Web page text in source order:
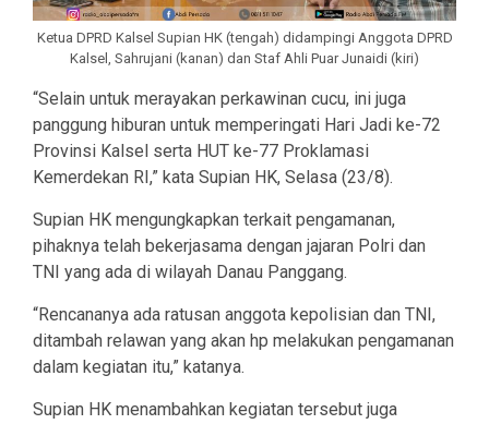
Ketua DPRD Kalsel Supian HK (tengah) didampingi Anggota DPRD
Kalsel, Sahrujani (kanan) dan Staf Ahli Puar Junaidi (kiri)
“Selain untuk merayakan perkawinan cucu, ini juga
panggung hiburan untuk memperingati Hari Jadi ke-72
Provinsi Kalsel serta HUT ke-77 Proklamasi
Kemerdekan RI,” kata Supian HK, Selasa (23/8).
Supian HK mengungkapkan terkait pengamanan,
pihaknya telah bekerjasama dengan jajaran Polri dan
TNI yang ada di wilayah Danau Panggang.
“Rencananya ada ratusan anggota kepolisian dan TNI,
ditambah relawan yang akan hp melakukan pengamanan
dalam kegiatan itu,” katanya.
Supian HK menambahkan kegiatan tersebut juga